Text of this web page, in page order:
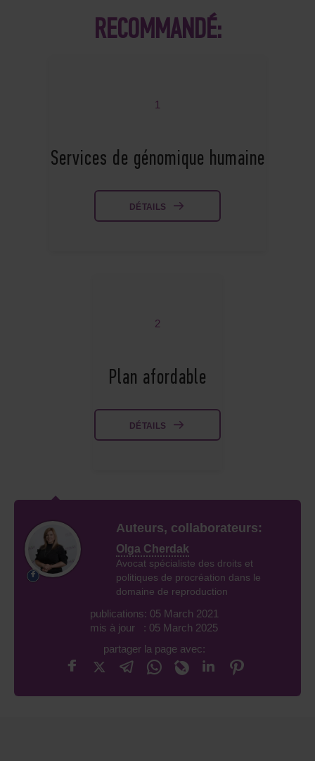
RECOMMANDÉ:
1
Services de génomique humaine
DÉTAILS
2
Plan afordable
DÉTAILS
Auteurs, collaborateurs:
Olga Cherdak
Avocat spécialiste des droits et
politiques de procréation dans le
domaine de reproduction
publications: 05 March 2021
mis à jour : 05 March 2025
partager la page avec: